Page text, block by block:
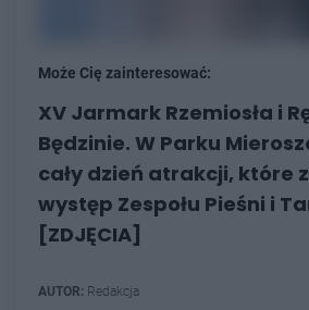
Może Cię zainteresować:
XV Jarmark Rzemiosła i
Będzinie. W Parku
cały dzień atrakcji, które
występ Zespołu Pieśni i
[ZDJĘCIA]
AUTOR: Redakcja